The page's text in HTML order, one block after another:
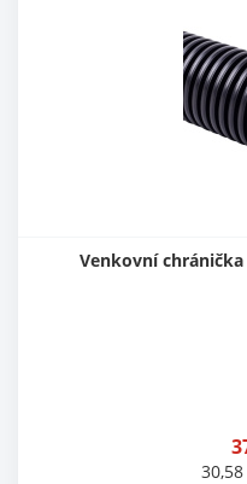
Venkovní
30,58